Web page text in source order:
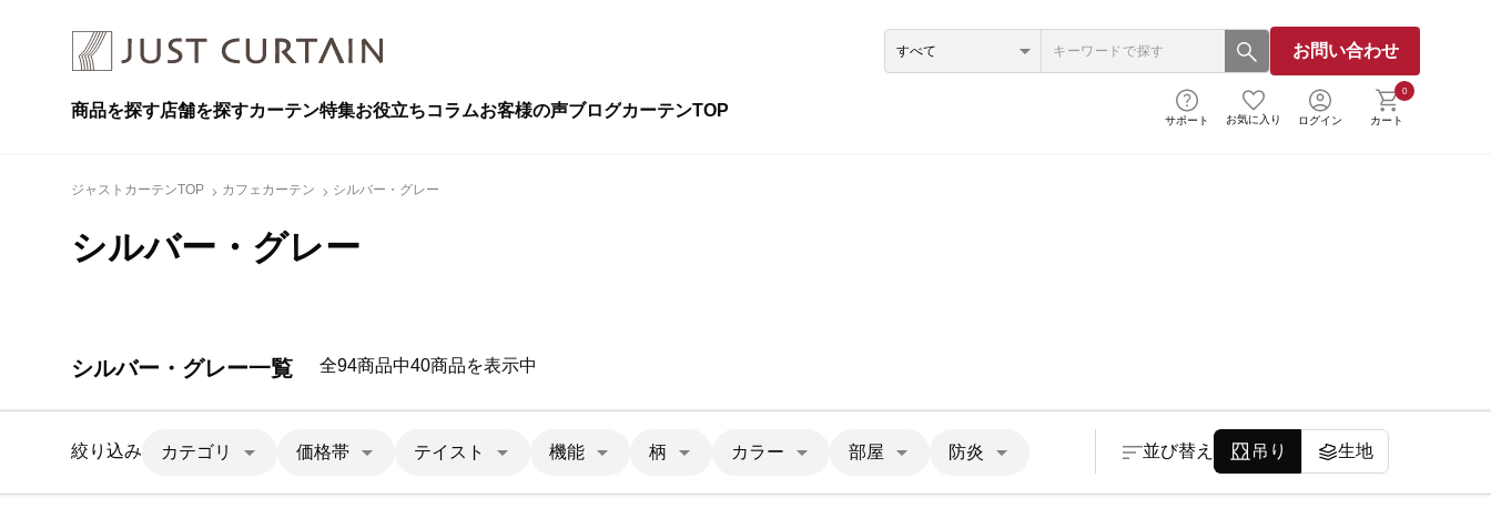
お問い合わせ
商品を探す店舗を探すカーテン特集お役立ちコラムお客様の声ブログカーテンTOP
サポート お気に入り ログイン
0
カート
ジャストカーテンTOP カフェカーテン シルバー・グレー
シルバー・グレー
シルバー・グレー一覧 全94商品中40商品を表示中
絞り込み カテゴリ 価格帯 テイスト 機能 柄 カラー 部屋 防炎 並び替え 吊り 生地